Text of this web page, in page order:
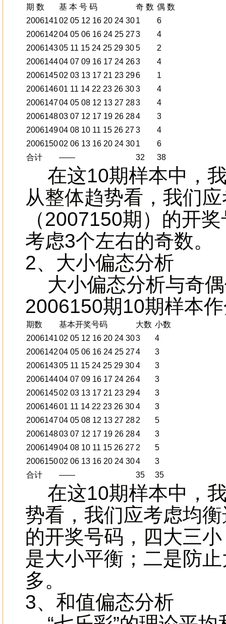
期 数 基 本 号 码 奇 数 偶 数
200614102 05 12 16 20 24 301
6
200614204 05 06 16 24 25 273
4
200614305 11 15 24 25 29 305
2
200614404 07 09 16 17 24 263
4
200614502 03 13 17 21 23 296
1
200614601 11 14 22 23 26 303
4
200614704 05 08 12 13 27 283
4
200614803 07 12 17 19 26 284
3
200614904 08 10 11 15 26 273
4
200615002 06 13 16 20 24 301
6
合计
—— 32 38
在这10期样本中，
从整体趋势看，我们
（2007150期）的开
考虑3个左右的奇数。
2、大小偏态分析
大小偏态分析与奇偶
2006150期10期样本
期数 基本开奖号码 大数 小数
200614102 05 12 16 20 24 303
4
200614204 05 06 16 24 25 274
3
200614305 11 15 24 25 29 304
3
200614404 07 09 16 17 24 264
3
200614502 03 13 17 21 23 294
3
200614601 11 14 22 23 26 304
3
200614704 05 08 12 13 27 282
5
200614803 07 12 17 19 26 284
3
200614904 08 10 11 15 26 27 2
5
200615002 06 13 16 20 24 304
3
合计
—— 35 35
在这10期样本中，
势看，我们应考虑均
的开奖号码，四大三
是大小平衡；二是防
多。
3、和值偏态分析